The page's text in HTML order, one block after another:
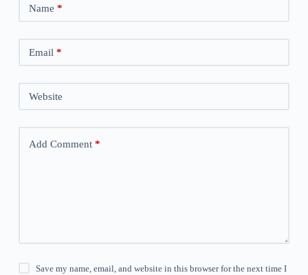
Name *
Email *
Website
Add Comment*
Save my name, email, and website in this browser for the next time I